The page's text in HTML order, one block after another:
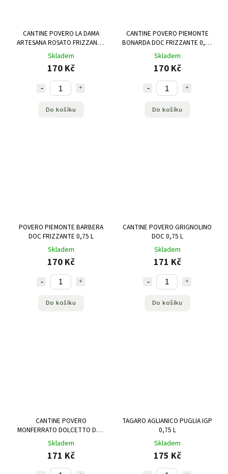
CANTINE POVERO LA DAMA
ARTESANA ROSATO FRIZZANTE
0,75 L
Skladem
170 Kč
Do košíku
CANTINE POVERO PIEMONTE
BONARDA DOC FRIZZANTE 0,75
Skladem
170 Kč
Do košíku
POVERO PIEMONTE BARBERA
DOC FRIZZANTE 0,75 L
Skladem
170 Kč
Do košíku
CANTINE POVERO GRIGNOLINO
DOC 0,75 L
Skladem
171 Kč
Do košíku
CANTINE POVERO
MONFERRATO DOLCETTO DOC
0,75 L
Skladem
171 Kč
TAGARO AGLIANICO PUGLIA IGP
0,75 L
Skladem
175 Kč